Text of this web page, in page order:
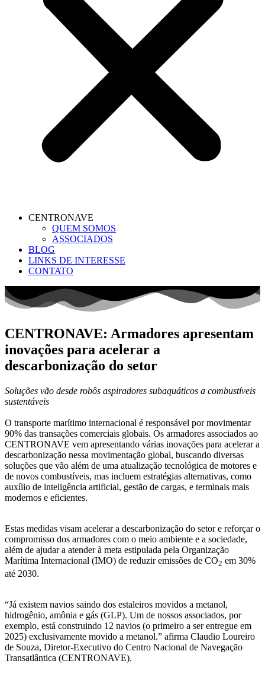
CENTRONAVE
QUEM SOMOS
ASSOCIADOS
BLOG
LINKS DE INTERESSE
CONTATO
CENTRONAVE: Armadores apresentam
inovações para acelerar a
descarbonização do setor
Soluções vão desde robôs aspiradores subaquáticos a combustíveis
sustentáveis
O transporte marítimo internacional é responsável por movimentar
90% das transações comerciais globais. Os armadores associados ao
CENTRONAVE vem apresentando várias inovações para acelerar a
descarbonização nessa movimentação global, buscando diversas
soluções que vão além de uma atualização tecnológica de motores e
de novos combustíveis, mas incluem estratégias alternativas, como
auxílio de inteligência artificial, gestão de cargas, e terminais mais
modernos e eficientes.
Estas medidas visam acelerar a descarbonização do setor e reforçar o
compromisso dos armadores com o meio ambiente e a sociedade,
além de ajudar a atender à meta estipulada pela Organização
Marítima Internacional (IMO) de reduzir emissões de CO2 em 30%
até 2030.
“Já existem navios saindo dos estaleiros movidos a metanol,
hidrogênio, amônia e gás (GLP). Um de nossos associados, por
exemplo, está construindo 12 navios (o primeiro a ser entregue em
2025) exclusivamente movido a metanol.” afirma Claudio Loureiro
de Souza, Diretor-Executivo do Centro Nacional de Navegação
Transatlântica (CENTRONAVE).